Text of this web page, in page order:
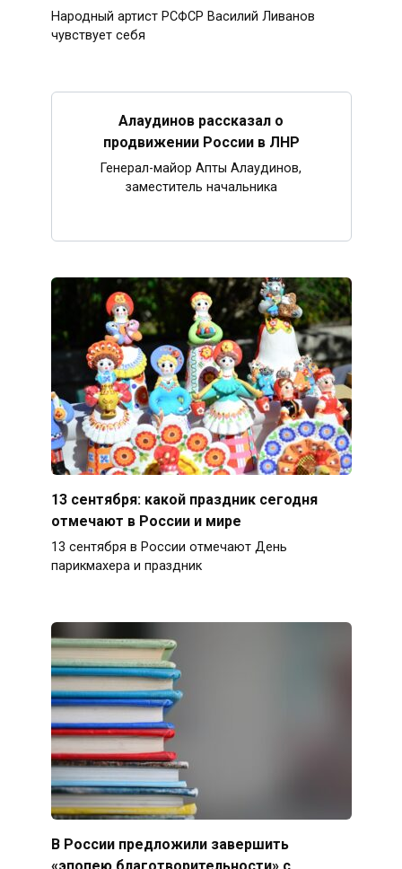
Народный артист РСФСР Василий Ливанов
чувствует себя
Алаудинов рассказал о
продвижении России в ЛНР
Генерал-майор Апты Алаудинов,
заместитель начальника
13 сентября: какой праздник сегодня
отмечают в России и мире
13 сентября в России отмечают День
парикмахера и праздник
В России предложили завершить